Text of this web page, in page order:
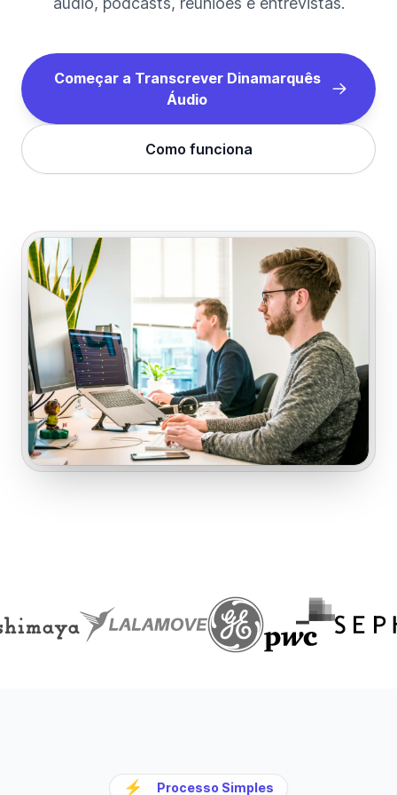
Começar a Transcrever Dinamarquês
Áudio
Como funciona
⚡ Processo Simples